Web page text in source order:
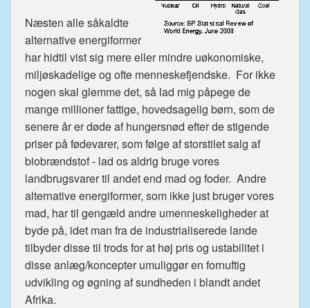
Næsten alle såkaldte
alternative energiformer
har hidtil vist sig mere eller mindre uøkonomiske,
miljøskadelige og ofte menneskefjendske. For ikke
nogen skal glemme det, så lad mig påpege de
mange millioner fattige, hovedsagelig børn, som de
senere år er døde af hungersnød efter de stigende
priser på fødevarer, som følge af storstilet salg af
biobrændstof - lad os aldrig bruge vores
landbrugsvarer til andet end mad og foder. Andre
alternative energiformer, som ikke just bruger vores
mad, har til gengæld andre umenneskeligheder at
byde på, idet man fra de industrialiserede lande
tilbyder disse til trods for at høj pris og ustabilitet i
disse anlæg/koncepter umuliggør en fornuftig
udvikling og øgning af sundheden i blandt andet
Afrika.